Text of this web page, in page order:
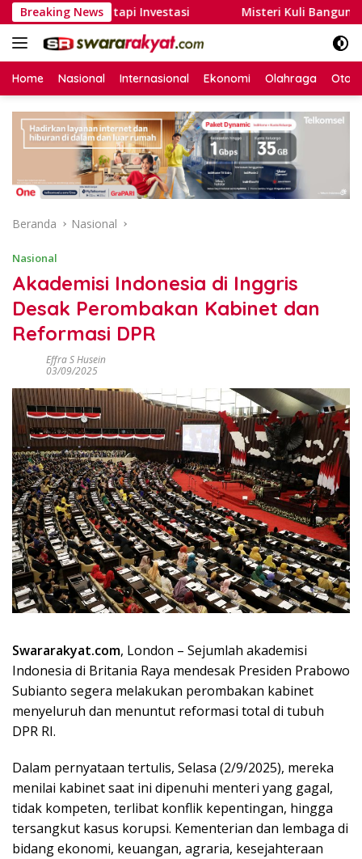
Langsung
ke
konten
Breaking News
Biaya, tapi Investasi Misteri Kuli Bangunan
Home Nasional Internasional Ekonomi Olahraga
Beranda Nasional
Nasional
Akademisi Indonesia di Inggris
Desak Perombakan Kabinet dan
Reformasi DPR
Effra S Husein
03/09/2025
Swararakyat.com, London – Sejumlah akademisi
Indonesia di Britania Raya mendesak Presiden Prabowo
Subianto segera melakukan perombakan kabinet
menyeluruh dan menuntut reformasi total di tubuh
DPR RI.
Dalam pernyataan tertulis, Selasa (2/9/2025), mereka
menilai kabinet saat ini dipenuhi menteri yang gagal,
tidak kompeten, terlibat konflik kepentingan, hingga
tersangkut kasus korupsi. Kementerian dan lembaga di
bidang ekonomi, keuangan, agraria, kesejahteraan